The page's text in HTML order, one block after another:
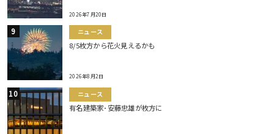
2026年7月20日
ニュース
8/5枚方から花火見えるかも
2026年8月2日
ニュース
有名建築家･安藤忠雄が枚方に